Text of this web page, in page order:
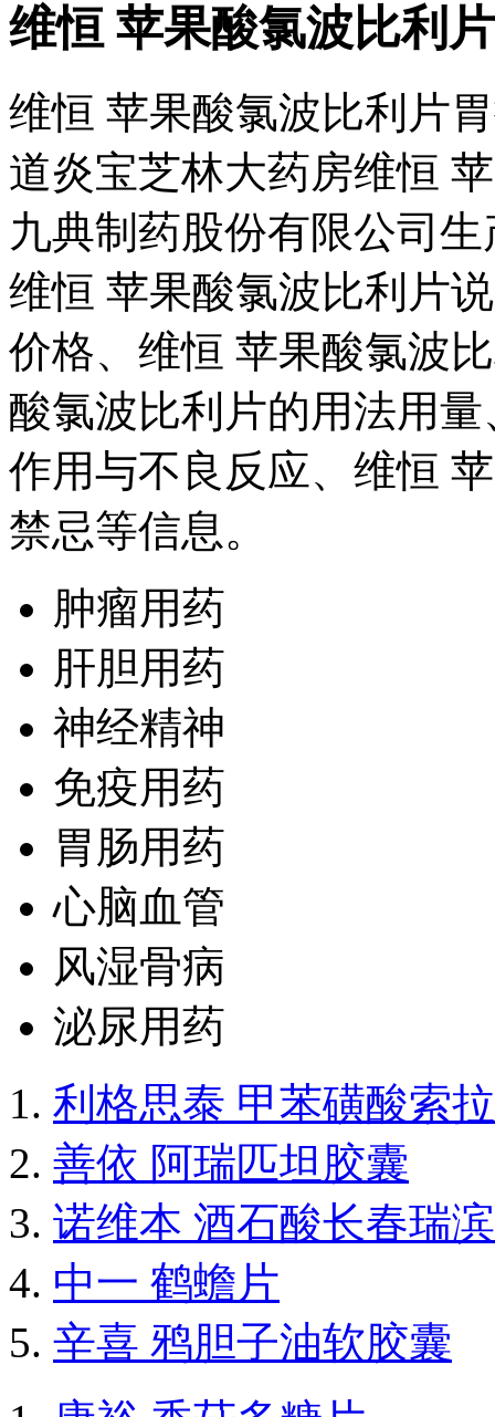
维恒 苹果酸氯波比利
维恒 苹果酸氯波比利片
道炎宝芝林大药房维恒
九典制药股份有限公司
维恒 苹果酸氯波比利片
价格、维恒 苹果酸氯波
酸氯波比利片的用法用
作用与不良反应、维恒
禁忌等信息。
肿瘤用药
肝胆用药
神经精神
免疫用药
胃肠用药
心脑血管
风湿骨病
泌尿用药
利格思泰 甲苯磺酸索
善依 阿瑞匹坦胶囊
诺维本 酒石酸长春瑞
中一 鹤蟾片
辛喜 鸦胆子油软胶囊